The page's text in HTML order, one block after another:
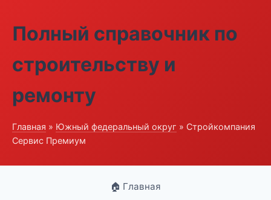
Полный справочник по
строительству и
ремонту
Главная » Южный федеральный округ » Стройкомпания
Сервис Премиум
🏠 Главная